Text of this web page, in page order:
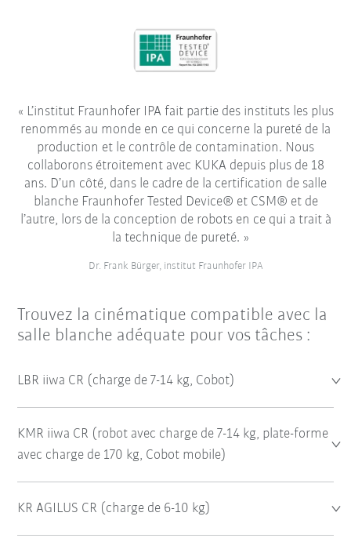
L’institut Fraunhofer IPA fait partie des instituts les plus
renommés au monde en ce qui concerne la pureté de la
production et le contrôle de contamination. Nous
collaborons étroitement avec KUKA depuis plus de 18
ans. D’un côté, dans le cadre de la certification de salle
blanche Fraunhofer Tested Device® et CSM® et de
l’autre, lors de la conception de robots en ce qui a trait à
la technique de pureté.
Dr. Frank Bürger, institut Fraunhofer IPA
Trouvez la cinématique compatible avec la
salle blanche adéquate pour vos tâches :
LBR iiwa CR (charge de 7-14 kg, Cobot)
KMR iiwa CR (robot avec charge de 7-14 kg, plate-forme
avec charge de 170 kg, Cobot mobile)
KR AGILUS CR (charge de 6-10 kg)